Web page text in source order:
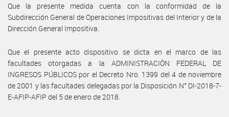
Que la presente medida cuenta con la conformidad de la
Subdirección General de Operaciones Impositivas del Interior y de la
Dirección General Impositiva.
Que el presente acto dispositivo se dicta en el marco de las
facultades otorgadas a la ADMINISTRACIÓN FEDERAL DE
INGRESOS PÚBLICOS por el Decreto Nro. 1399 del 4 de noviembre
de 2001 y las facultades delegadas por la Disposición N° DI-2018-7-
E-AFIP-AFIP del 5 de enero de 2018.